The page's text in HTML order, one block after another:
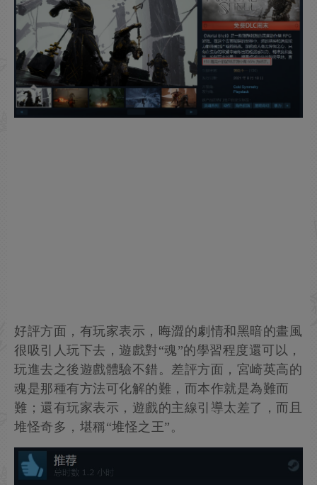
好評方面，有玩家表示，晦澀的劇情和黑暗的畫風
很吸引人玩下去，遊戲對“魂”的學習程度還可以，
玩進去之後遊戲體驗不錯。差評方面，宮崎英高的
魂是那種有方法可化解的難，而本作就是為難而
難；還有玩家表示，遊戲的主線引導太差了，而且
堆怪奇多，堪稱“堆怪之王”。